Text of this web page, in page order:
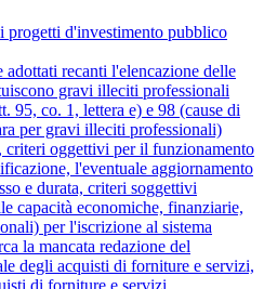
progetti d'investimento pubblico
adottati recanti l'elencazione delle
gravi illeciti professionali
95, co. 1, lettera e) e 98 (cause di
per gravi illeciti professionali)
criteri oggettivi per il funzionamento
l'eventuale aggiornamento
e durata, criteri soggettivi
capacità economiche, finanziarie,
per l'iscrizione al sistema
la mancata redazione del
degli acquisti di forniture e servizi,
di forniture e servizi